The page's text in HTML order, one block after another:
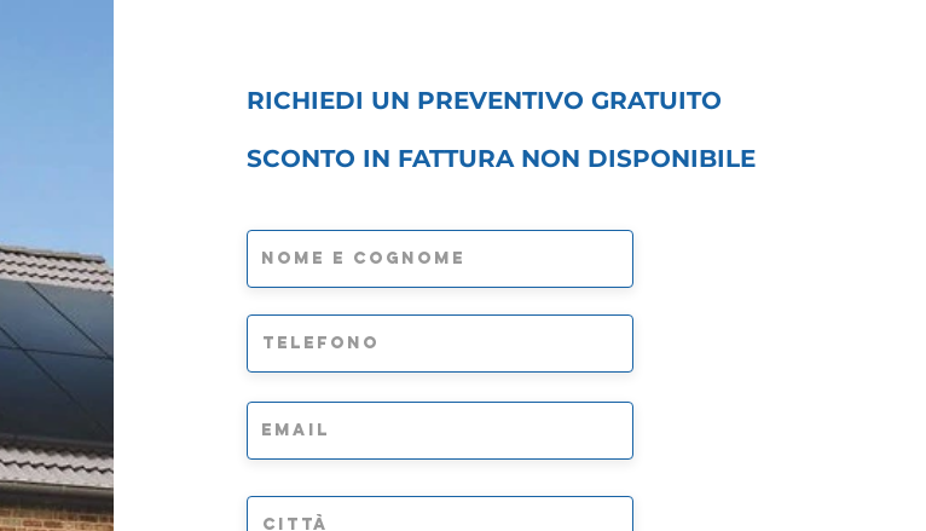
RICHIEDI UN PREVENTIVO GRATUITO
SCONTO IN FATTURA NON DISPONIBILE